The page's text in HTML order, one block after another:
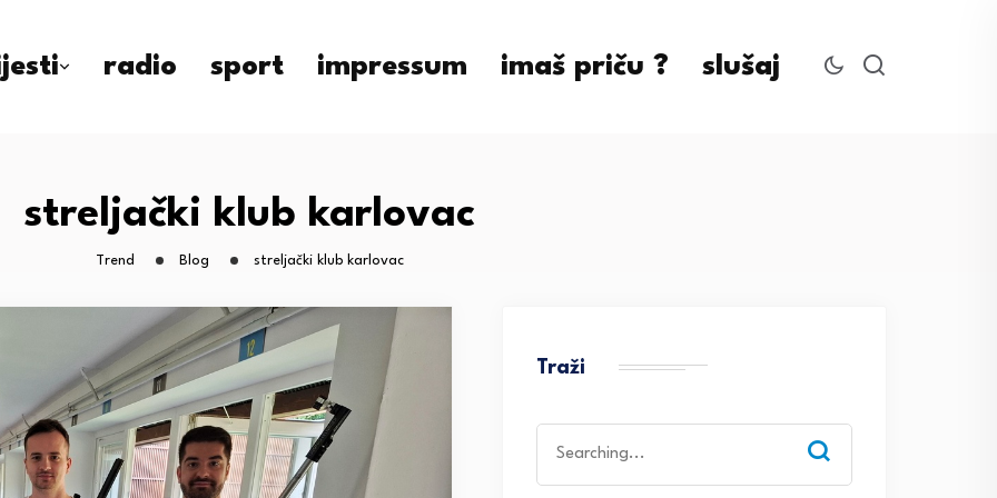
radio sport impressum imaš priču ? slušaj
streljački klub karlovac
Trend Blog streljački klub karlovac
Traži
for: